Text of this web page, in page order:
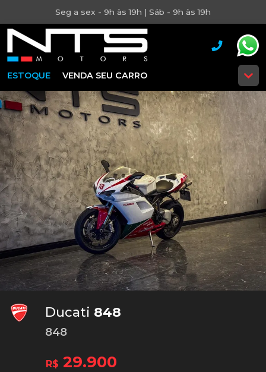
Seg a sex - 9h às 19h | Sáb - 9h às 19h
ESTOQUE VENDA SEU CARRO
Ducati 848
848
R$ 29.900